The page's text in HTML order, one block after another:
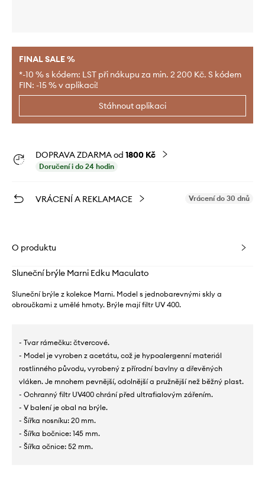
FINAL SALE %
*-10 % s kódem: LST při nákupu za min. 2 200 Kč. S kódem
FIN: -15 % v aplikaci!
Stáhnout aplikaci
DOPRAVA ZDARMA od 1800 Kč
Doručení i do 24 hodin
VRÁCENÍ A REKLAMACE Vrácení do 30 dnů
O produktu
Sluneční brýle Marni Edku Maculato
Sluneční brýle z kolekce Marni. Model s jednobarevnými skly a
obroučkami z umělé hmoty. Brýle mají filtr UV 400.
- Tvar rámečku: čtvercové.
- Model je vyroben z acetátu, což je hypoalergenní materiál
rostlinného původu, vyrobený z přírodní bavlny a dřevěných
vláken. Je mnohem pevnější, odolnější a pružnější než běžný plast.
- Ochranný filtr UV400 chrání před ultrafialovým zářením.
- V balení je obal na brýle.
- Šířka nosníku: 20 mm.
- Šířka bočnice: 145 mm.
- Šířka očnice: 52 mm.